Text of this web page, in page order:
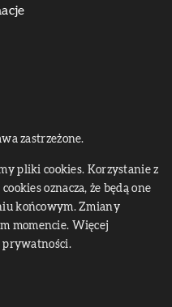
zastrzeżone.
pliki cookies. Korzystanie z
oznacza, że będą one
końcowym. Zmiany
momencie. Więcej
prywatności.